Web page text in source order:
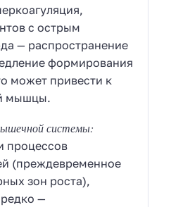
с острым
— распространение
формирования
может привести к
мышцы.
системы:
процессов
(преждевременное
зон роста),
—